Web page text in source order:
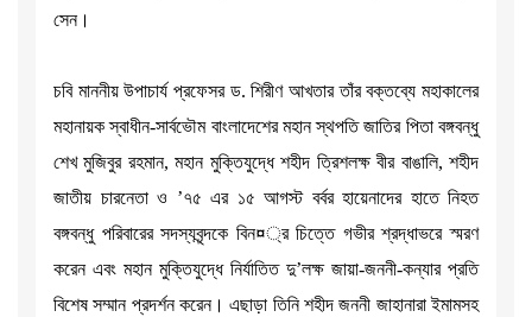
সেন।
চবি মাননীয় উপাচার্য প্রফেসর ড. শিরীণ আখতার তাঁর বক্তব্যে মহাকালের
মহানায়ক স্বাধীন-সার্বভৌম বাংলাদেশের মহান স্থপতি জাতির পিতা বঙ্গবন্ধু
শেখ মুজিবুর রহমান, মহান মুক্তিযুদ্ধে শহীদ ত্রিশলক্ষ বীর বাঙালি, শহীদ
জাতীয় চারনেতা ও ’৭৫ এর ১৫ আগস্ট বর্বর হায়েনাদের হাতে নিহত
বঙ্গবন্ধু পরিবারের সদস্যবৃন্দকে বিন¤্র চিত্তে গভীর শ্রদ্ধাভরে স্মরণ
করেন এবং মহান মুক্তিযুদ্ধে নির্যাতিত দু’লক্ষ জায়া-জননী-কন্যার প্রতি
বিশেষ সম্মান প্রদর্শন করেন। এছাড়া তিনি শহীদ জননী জাহানারা ইমামসহ